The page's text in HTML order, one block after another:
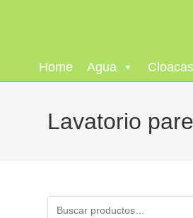
Home Agua Cloacas
Lavatorio